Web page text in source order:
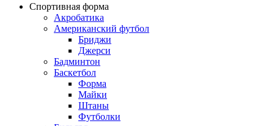
Спортивная форма
Акробатика
Американский футбол
Бриджи
Джерси
Бадминтон
Баскетбол
Форма
Майки
Штаны
Футболки